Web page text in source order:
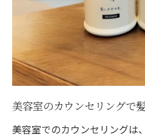
美容室のカウンセリングで
美容室でのカウンセリングは